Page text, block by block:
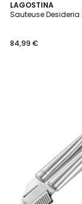
LAGOSTINA
Sauteuse
84,99 €